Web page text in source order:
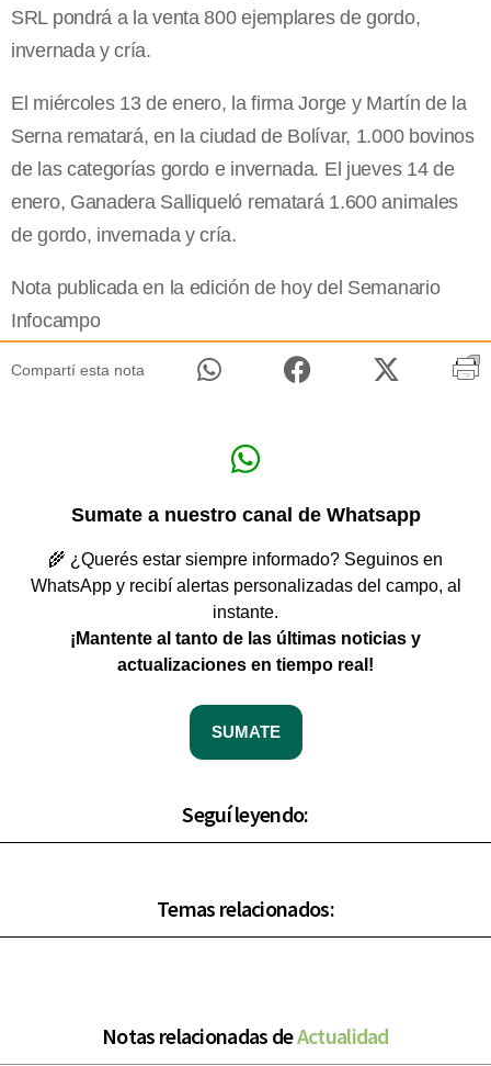
SRL pondrá a la venta 800 ejemplares de gordo,
invernada y cría.
El miércoles 13 de enero, la firma Jorge y Martín de la
Serna rematará, en la ciudad de Bolívar, 1.000 bovinos
de las categorías gordo e invernada. El jueves 14 de
enero, Ganadera Salliqueló rematará 1.600 animales
de gordo, invernada y cría.
Nota publicada en la edición de hoy del Semanario
Infocampo
Compartí esta nota
Sumate a nuestro canal de Whatsapp
🌾 ¿Querés estar siempre informado? Seguinos en
WhatsApp y recibí alertas personalizadas del campo, al
instante.
¡Mantente al tanto de las últimas noticias y
actualizaciones en tiempo real!
SUMATE
Seguí leyendo:
Temas relacionados:
Notas relacionadas deActualidad